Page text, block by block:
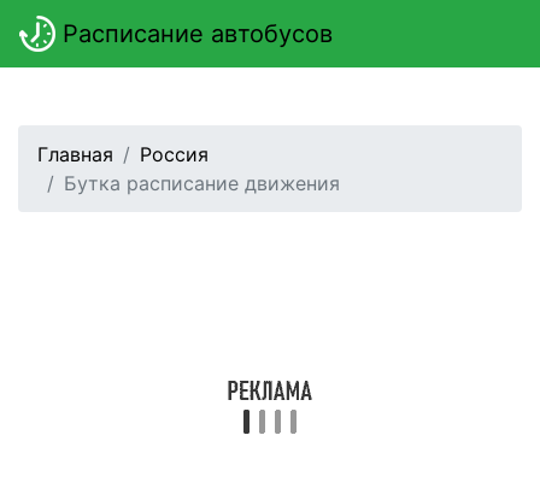
Расписание автобусов
Главная
Россия
Бутка расписание движения